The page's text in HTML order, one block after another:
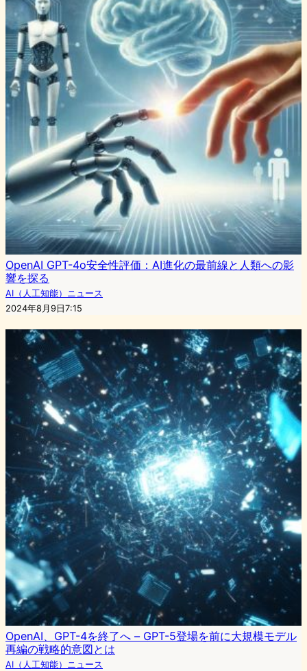
OpenAI GPT-4o安全性評価：AI進化の最前線と人類への影
響を探る
AI（人工知能）ニュース
2024年8月9日7:15
OpenAI、GPT-4を終了へ – GPT-5登場を前に大規模モデル
再編の戦略的意図とは
AI（人工知能）ニュース